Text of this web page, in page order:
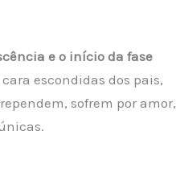
e o início da fase
escondidas dos pais,
sofrem por amor,